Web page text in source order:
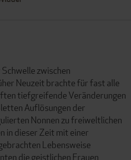
zwischen
Neuzeit brachte für fast alle
tiefgreifende Veränderungen
Auflösungen der
Nonnen zu freiweltlichen
in dieser Zeit mit einer
Lebensweise
die geistlichen Frauen